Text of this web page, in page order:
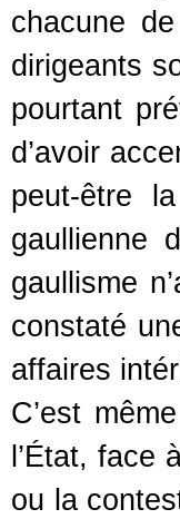
chacune
dirigeants
pourtant
d’avoir
peut-être
gaullienne
gaullisme
constaté
affaires
C’est
l’État,
ou la